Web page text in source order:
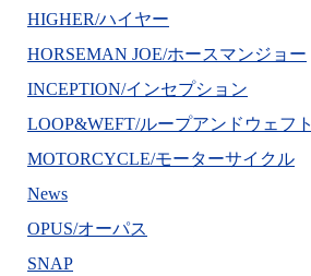
HIGHER/ハイヤー
HORSEMAN JOE/ホースマンジョー
INCEPTION/インセプション
LOOP&WEFT/ループアンドウェフト
MOTORCYCLE/モーターサイクル
News
OPUS/オーパス
SNAP